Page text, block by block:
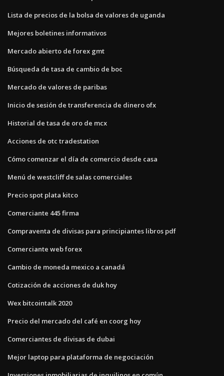
Lista de precios de la bolsa de valores de uganda
Mejores boletines informativos
Mercado abierto de forex gmt
Búsqueda de tasa de cambio de boc
Mercado de valores de paribas
Inicio de sesión de transferencia de dinero ofx
Historial de tasa de oro de mcx
Acciones de otc tradestation
Cómo comenzar el día de comercio desde casa
Menú de westcliff de salas comerciales
Precio spot plata kitco
Comerciante 445 firma
Compraventa de divisas para principiantes libros pdf
Comerciante web forex
Cambio de moneda mexico a canadá
Cotización de acciones de duk hoy
Wex bitcointalk 2020
Precio del mercado del café en coorg hoy
Comerciantes de divisas de dubai
Mejor laptop para plataforma de negociación